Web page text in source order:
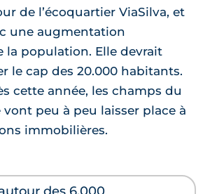
de l’écoquartier ViaSilva, et
une augmentation
la population. Elle devrait
le cap des 20.000 habitants.
cette année, les champs du
peu à peu laisser place à
immobilières.